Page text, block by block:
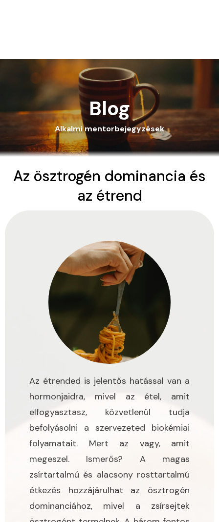
Blog
Alkalmi mentorbejegyzések
Az ösztrogén dominancia és
az étrend
Az étrended is jelentős hatással van a
hormonjaidra, mivel az étel, amit
elfogyasztasz, közvetlenül tudja
befolyásolni a szervezeted biokémiai
folyamatait. Mert az vagy, amit
megeszel. Ismerős? A magas
zsírtartalmú és alacsony rosttartalmú
étkezés hozzájárulhat az ösztrogén
dominanciához, mivel a zsírsejtek